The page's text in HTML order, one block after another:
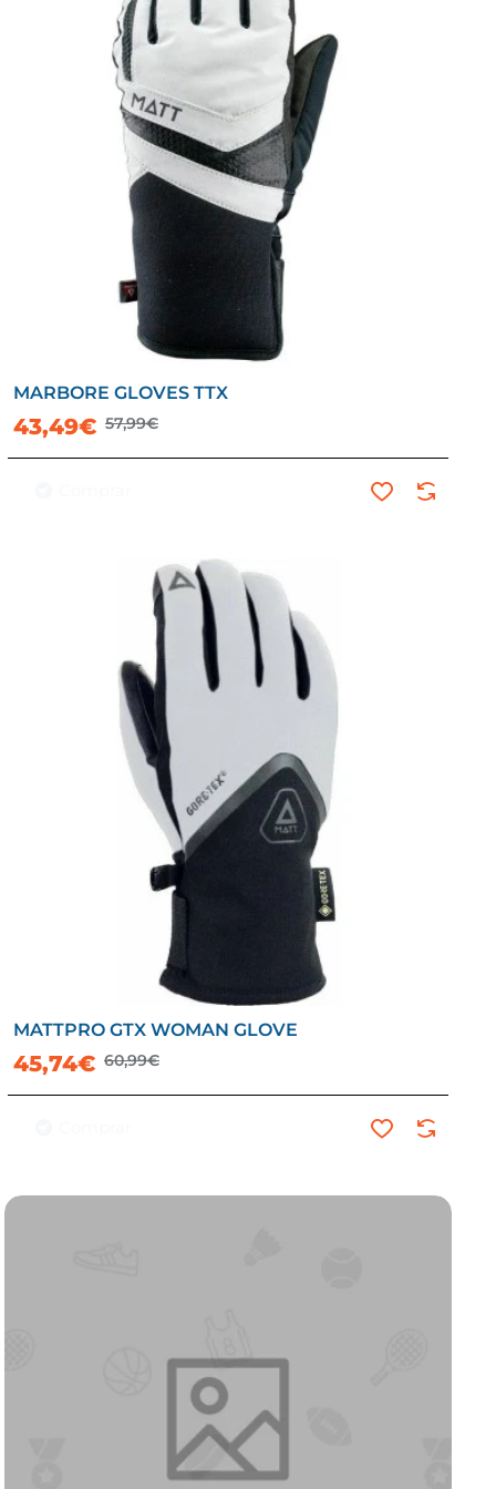
-25%
MARBORE GLOVES TTX
43,49€ 57,99€
-25%
MATTPRO GTX WOMAN GLOVE
45,74€ 60,99€